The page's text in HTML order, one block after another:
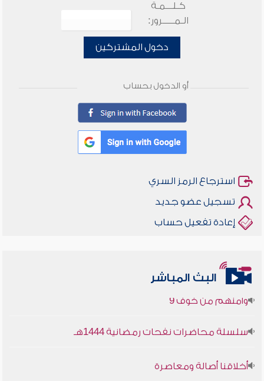
كـلـــمـة
الـمـــــرور:
دخول المشتركين
أو الدخول بحساب
استرجاع الرمز السري
تسجيل عضو جديد
إعادة تفعيل حساب
البث المباشر
أخلاقنا أصالة ومعاصرة
سلسلة محاضرات نفحات رمضانية 1444هـ
أخلاقنا أصالة ومعاصرة